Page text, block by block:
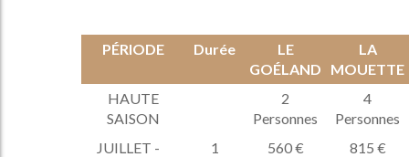
PÉRIODE Durée
LE
GOÉLAND
LA
MOUETTE
HAUTE
SAISON
2
Personnes
4
Personnes
JUILLET -
1
560 € 815 €